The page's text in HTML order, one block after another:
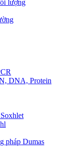
lượng
DNA, Protein
pháp Dumas